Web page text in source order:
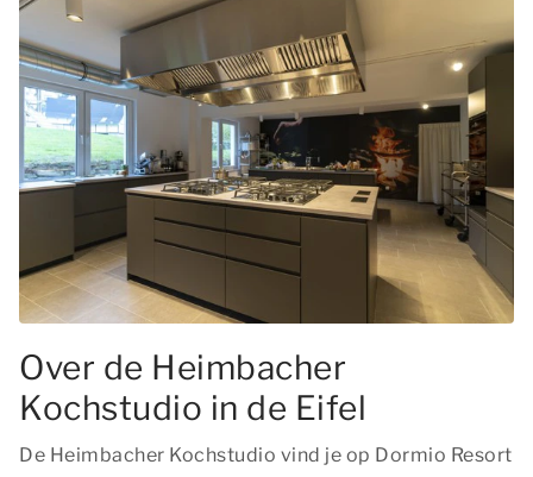
Over de Heimbacher
Kochstudio in de Eifel
De Heimbacher Kochstudio vind je op Dormio Resort